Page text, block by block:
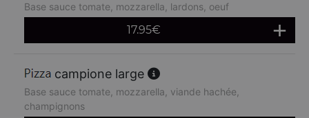
Base sauce tomate, mozzarella, lardons, oeuf
17.95€
campione large
Base sauce tomate, mozzarella, viande hachée,
champignons